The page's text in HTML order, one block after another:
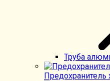
Труба
Предохранитель